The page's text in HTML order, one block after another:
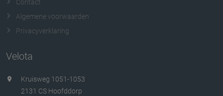
Contact
Algemene voorwaarden
Privacyverklaring
Velota
Kruisweg 1051-1053
2131 CS Hoofddorp